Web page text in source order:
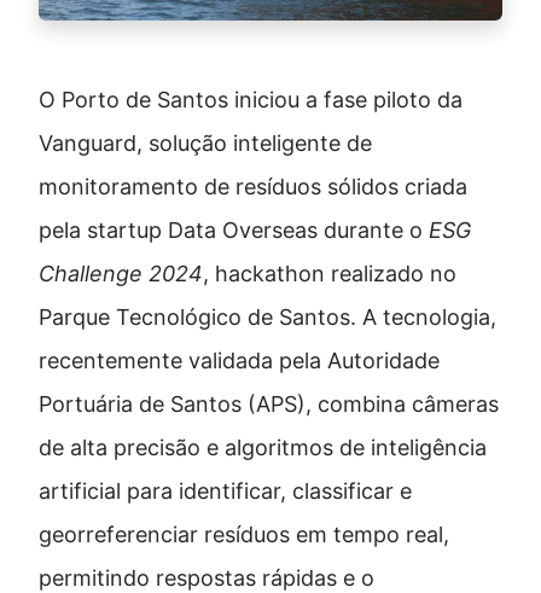
O Porto de Santos iniciou a fase piloto da
Vanguard, solução inteligente de
monitoramento de resíduos sólidos criada
pela startup Data Overseas durante o ESG
Challenge 2024, hackathon realizado no
Parque Tecnológico de Santos. A tecnologia,
recentemente validada pela Autoridade
Portuária de Santos (APS), combina câmeras
de alta precisão e algoritmos de inteligência
artificial para identificar, classificar e
georreferenciar resíduos em tempo real,
permitindo respostas rápidas e o